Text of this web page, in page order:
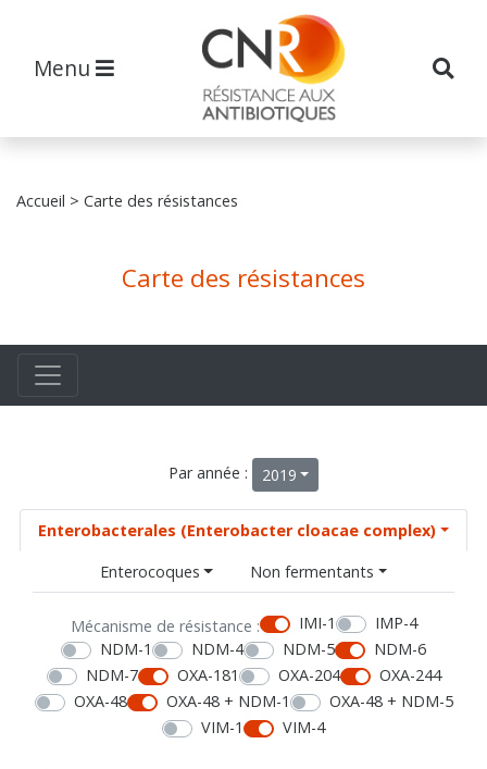
Menu
Accueil > Carte des résistances
Carte des résistances
Par année : 2019
Enterobacterales (Enterobacter cloacae complex)
Enterocoques
Non fermentants
Mécanisme de résistance : IMI-1
IMP-4
NDM-1
NDM-4 NDM-5
NDM-6
NDM-7
OXA-181 OXA-204
OXA-244
OXA-48
OXA-48 + NDM-1
OXA-48 + NDM-5
VIM-1
VIM-4